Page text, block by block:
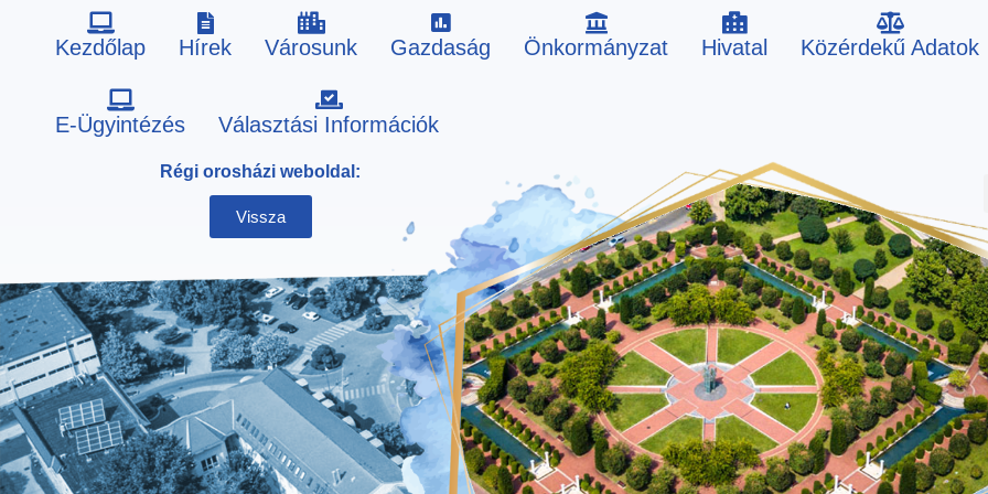
Kezdőlap Hírek Városunk Gazdaság Önkormányzat Hivatal Közérdekű Adatok
E-Ügyintézés Választási Információk
Régi orosházi weboldal:
Vissza